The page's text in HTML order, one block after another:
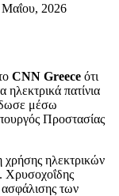
2026
CNN Greece ότι
ηλεκτρικά πατίνια
μέσω
Προστασίας
ηλεκτρικών
Χρυσοχοΐδης
των